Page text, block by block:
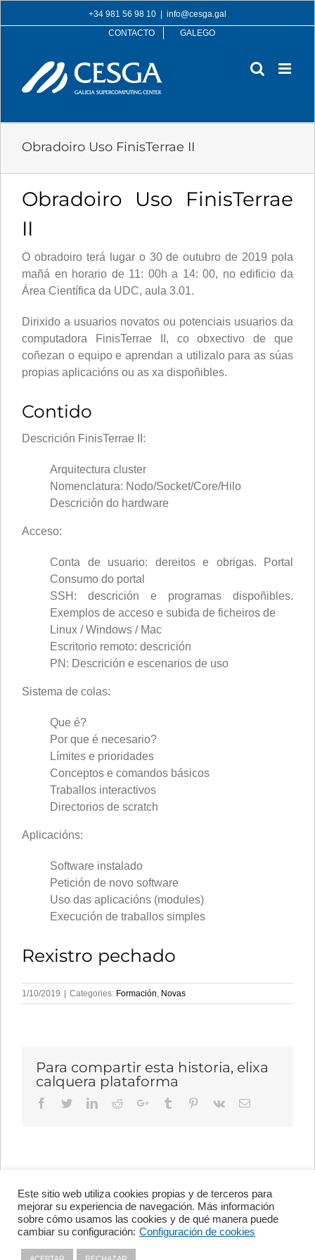
to
+34 981 56 98 10
info@cesga.gal
CONTACTO
GALEGO
Obradoiro Uso FinisTerrae II
Obradoiro Uso FinisTerrae
II
O obradoiro terá lugar o 30 de outubro de 2019 pola
mañá en horario de 11: 00h a 14: 00, no edificio da
Área Científica da UDC, aula 3.01.
Dirixido a usuarios novatos ou potenciais usuarios da
computadora FinisTerrae II, co obxectivo de que
coñezan o equipo e aprendan a utilizalo para as súas
propias aplicacións ou as xa dispoñibles.
Contido
Descrición FinisTerrae II:
Arquitectura cluster
Nomenclatura: Nodo/Socket/Core/Hilo
Descrición do hardware
Acceso:
Conta de usuario: dereitos e obrigas. Portal
Consumo do portal
SSH: descrición e programas dispoñibles.
Exemplos de acceso e subida de ficheiros de
Linux / Windows / Mac
Escritorio remoto: descrición
PN: Descrición e escenarios de uso
Sistema de colas:
Que é?
Por que é necesario?
Límites e prioridades
Conceptos e comandos básicos
Traballos interactivos
Directorios de scratch
Aplicacións:
Software instalado
Petición de novo software
Uso das aplicacións (modules)
Execución de traballos simples
Rexistro pechado
1/10/2019 | Categories: Formación Novas
Para compartir esta historia, elixa
calquera plataforma
Facebook
TwitterLinkedIn
RedditGoogle+Tumblr Pinterest
Vk Email
Avenida de Vigo, s/n 15705
Santiago de Compostela, A
Coruña, España
+34 981 56 98 10
Este sitio web utiliza cookies propias y de terceros para
mejorar su experiencia de navegación. Más información
sobre cómo usamos las cookies y de qué manera puede
cambiar su configuración: Configuración de cookies